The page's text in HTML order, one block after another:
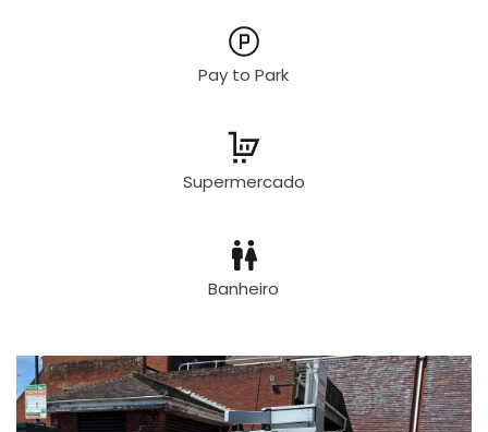
Pay to Park
Supermercado
Banheiro